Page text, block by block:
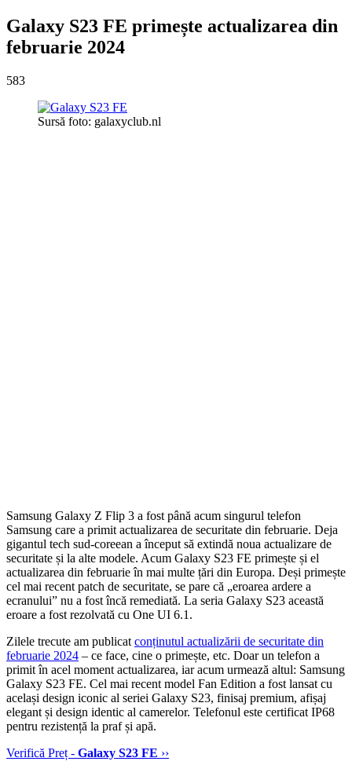
Galaxy S23 FE primește actualizarea din
februarie 2024
583
Sursă foto: galaxyclub.nl
Samsung Galaxy Z Flip 3 a fost până acum singurul telefon
Samsung care a primit actualizarea de securitate din februarie. Deja
gigantul tech sud-coreean a început să extindă noua actualizare de
securitate și la alte modele. Acum Galaxy S23 FE primește și el
actualizarea din februarie în mai multe țări din Europa. Deși primește
cel mai recent patch de securitate, se pare că „eroarea ardere a
ecranului” nu a fost încă remediată. La seria Galaxy S23 această
eroare a fost rezolvată cu One UI 6.1.
Zilele trecute am publicat conținutul actualizării de securitate din
februarie 2024 – ce face, cine o primește, etc. Doar un telefon a
primit în acel moment actualizarea, iar acum urmează altul: Samsung
Galaxy S23 FE. Cel mai recent model Fan Edition a fost lansat cu
același design iconic al seriei Galaxy S23, finisaj premium, afișaj
elegant și design identic al camerelor. Telefonul este certificat IP68
pentru rezistență la praf și apă.
Verifică Preț - Galaxy S23 FE ››